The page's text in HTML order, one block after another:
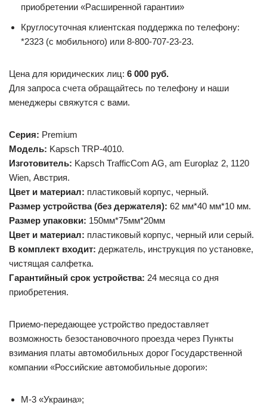
приобретении «Расширенной гарантии»
Круглосуточная клиентская поддержка по телефону:
*2323 (с мобильного) или 8-800-707-23-23.
Цена для юридических лиц: 6 000 руб.
Для запроса счета обращайтесь по телефону и наши
менеджеры свяжутся с вами.
Серия: Premium
Модель: Kapsch TRP-4010.
Изготовитель: Kapsch TrafficCom AG, am Europlaz 2, 1120
Wien, Австрия.
Цвет и материал: пластиковый корпус, черный.
Размер устройства (без держателя): 62 мм*40 мм*10 мм.
Размер упаковки: 150мм*75мм*20мм
Цвет и материал: пластиковый корпус, черный или серый.
В комплект входит: держатель, инструкция по установке,
чистящая салфетка.
Гарантийный срок устройства: 24 месяца со дня
приобретения.
Приемо-передающее устройство предоставляет
возможность безостановочного проезда через Пункты
взимания платы автомобильных дорог Государственной
компании «Российские автомобильные дороги»:
М-3 «Украина»;